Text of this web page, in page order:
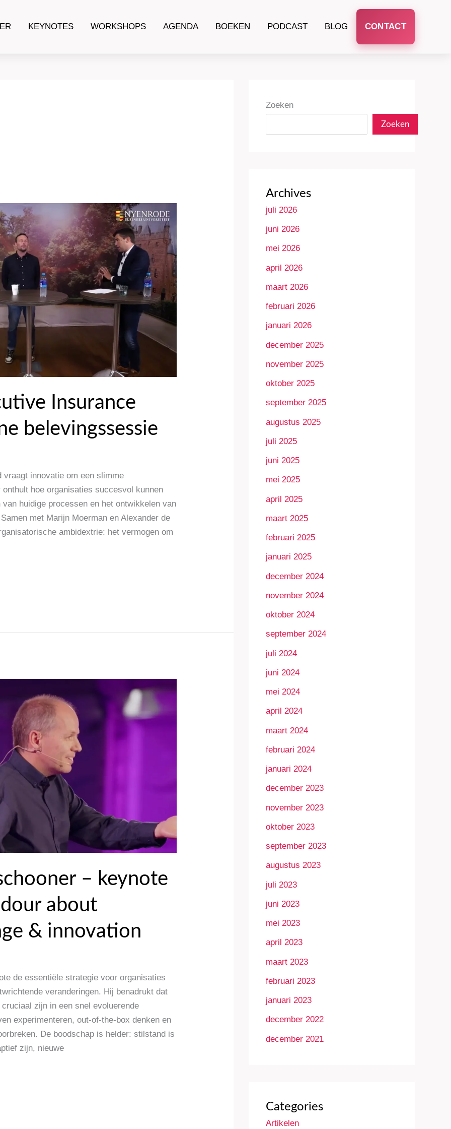
KEYNOTES WORKSHOPS AGENDA BOEKEN PODCAST BLOG CONTACT
Insurance
belevingssessie
innovatie om een slimme
hoe organisaties succesvol kunnen
huidige processen en het ontwikkelen van
met Marijn Moerman en Alexander de
ambidextrie: het vermogen om
– keynote
about
& innovation
de essentiële strategie voor organisaties
veranderingen. Hij benadrukt dat
zijn in een snel evoluerende
experimenteren, out-of-the-box denken en
De boodschap is helder: stilstand is
zijn, nieuwe
Zoeken
Zoeken
Archives
juli 2026
juni 2026
mei 2026
april 2026
maart 2026
februari 2026
januari 2026
december 2025
november 2025
oktober 2025
september 2025
augustus 2025
juli 2025
juni 2025
mei 2025
april 2025
maart 2025
februari 2025
januari 2025
december 2024
november 2024
oktober 2024
september 2024
juli 2024
juni 2024
mei 2024
april 2024
maart 2024
februari 2024
januari 2024
december 2023
november 2023
oktober 2023
september 2023
augustus 2023
juli 2023
juni 2023
mei 2023
april 2023
maart 2023
februari 2023
januari 2023
december 2022
december 2021
Categories
Artikelen